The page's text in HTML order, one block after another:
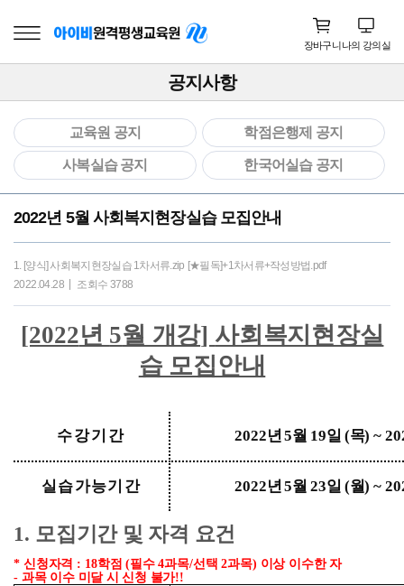
장바구니나의 강의실
공지사항
교육원 공지 학점은행제 공지
사복실습 공지 한국어실습 공지
2022년 5월 사회복지현장실습 모집안내
1. [양식] 사회복지현장실습 1차서류.zip [★필독]+1차서류+작성방법.pdf
2022.04.28
조회수 3788
[2022년 5월 개강] 사회복지현장실
습 모집안내
수강기간 2022년5월 19일 (목) ~
실습가능기간 2022년5월23일 (월) ~
1. 모집기간 및 자격 요건
* 신청자격 : 18학점(필수4과목/선택2과목) 이상 이수한 자
- 과목 이수 미달 시 신청 불가!!